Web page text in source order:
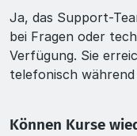
Ja, das Support-
bei Fragen oder
Verfügung. Sie
telefonisch
Können Kurse